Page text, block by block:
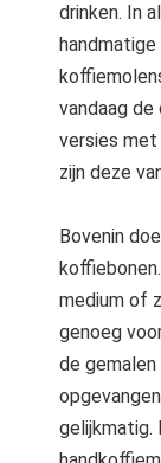
drinken. In
vandaag de
versies met
zijn deze
Bovenin
medium of
genoeg
de
gelijkmatig.